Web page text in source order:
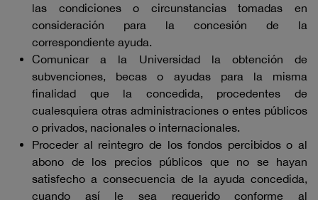
las condiciones o circunstancias tomadas en
consideración para la concesión de la
correspondiente ayuda.
Comunicar a la Universidad la obtención de
subvenciones, becas o ayudas para la misma
finalidad que la concedida, procedentes de
cualesquiera otras administraciones o entes públicos
o privados, nacionales o internacionales.
Proceder al reintegro de los fondos percibidos o al
abono de los precios públicos que no se hayan
satisfecho a consecuencia de la ayuda concedida,
cuando así le sea requerido conforme al